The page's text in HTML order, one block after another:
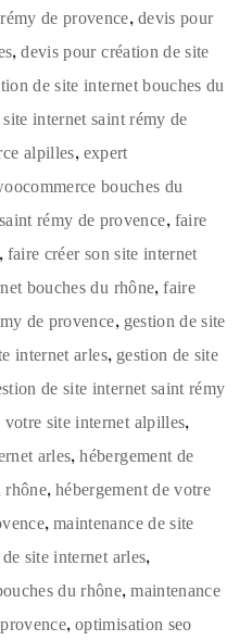
de provence, devis pour
,devis pour création de site
de site internet bouches du
internet saint rémy de
alpilles, expert
bouches du
rémy de provence, faire
, faire créer son site internet
bouches du rhône,faire
de provence, gestion de site
internet arles, gestion de site
de site internet saint rémy
votre site internet alpilles,
arles,hébergement de
rhône,hébergement de votre
,maintenance de site
site internet arles,
du rhône,maintenance
,optimisation seo